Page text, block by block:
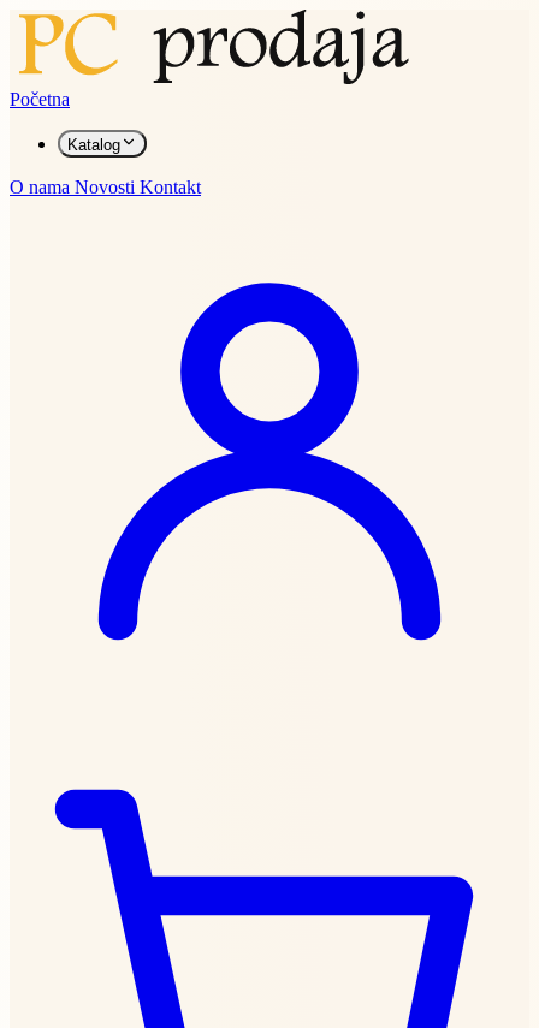
Početna
Katalog
O nama Novosti Kontakt